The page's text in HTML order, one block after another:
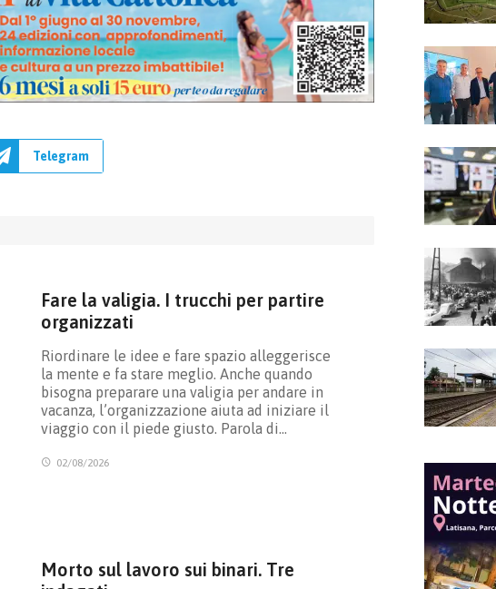
Telegram
Fare la valigia. I trucchi per partire
organizzati
Riordinare le idee e fare spazio alleggerisce
la mente e fa stare meglio. Anche quando
bisogna preparare una valigia per andare in
vacanza, l’organizzazione aiuta ad iniziare il
viaggio con il piede giusto. Parola di…
02/08/2026
Morto sul lavoro sui binari. Tre